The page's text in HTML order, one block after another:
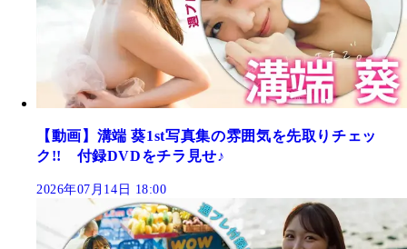
【動画】溝端 葵1st写真集の雰囲気を先取りチェッ
ク!! 付録DVDをチラ見せ♪
2026年07月14日 18:00